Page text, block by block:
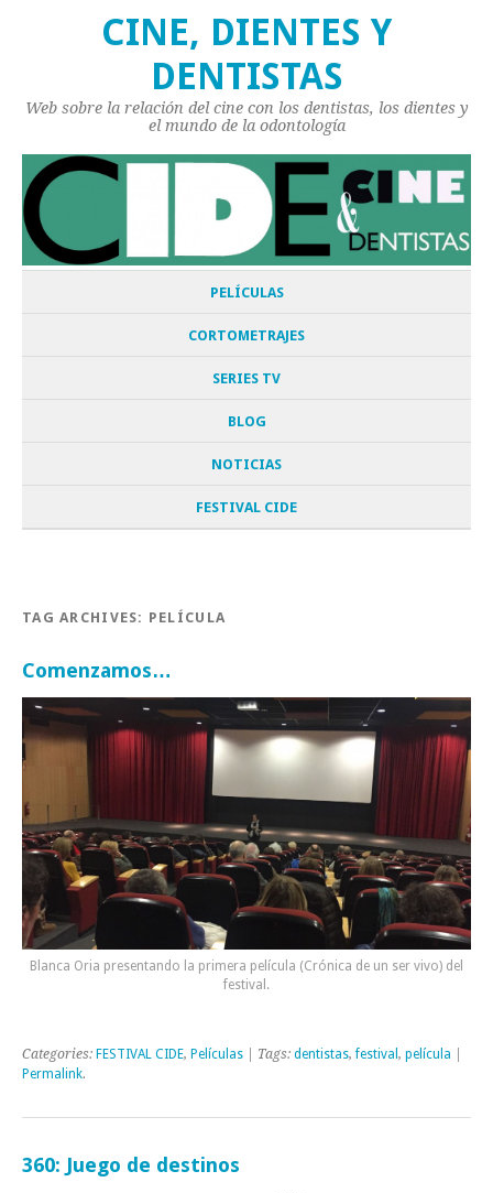
CINE, DIENTES Y
DENTISTAS
Web sobre la relación del cine con los dentistas, los dientes y
el mundo de la odontología
PELÍCULAS
CORTOMETRAJES
SERIES TV
BLOG
NOTICIAS
FESTIVAL CIDE
TAG ARCHIVES: PELÍCULA
Comenzamos…
Blanca Oria presentando la primera película (Crónica de un ser vivo) del
festival.
Categories: FESTIVAL CIDE, Películas | Tags: dentistas,festival , película
Permalink.
360: Juego de destinos